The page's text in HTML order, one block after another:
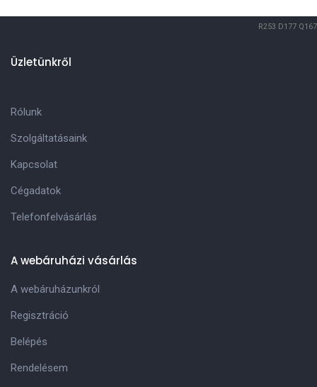
R253 D177 Q167
Üzletünkről
Rólunk
Szolgáltatásaink
Kapcsolat
Cégadatok
Telefonfelvásárlás
A webáruházi vásárlás
A webáruházunkról
Regisztráció
Belépés
Rendelésem